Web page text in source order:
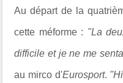
Au départ de la
cette méforme : "La
difficile et je ne me
au mirco d'Eurosport.